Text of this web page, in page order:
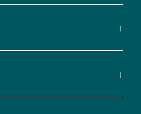
parte
Redoute.
de